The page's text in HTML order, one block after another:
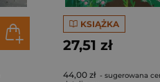
KSIĄŻKA
27,51 zł
44,00 zł - sugerowana